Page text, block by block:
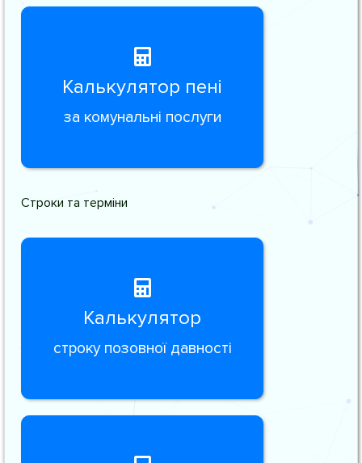
Калькулятор пені
за комунальні послуги
Строки та терміни
Калькулятор
строку позовної давності